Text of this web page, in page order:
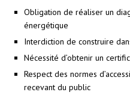
Obligation de réaliser un
énergétique
Interdiction de construire
Nécessité d’obtenir un
Respect des normes
recevant du public